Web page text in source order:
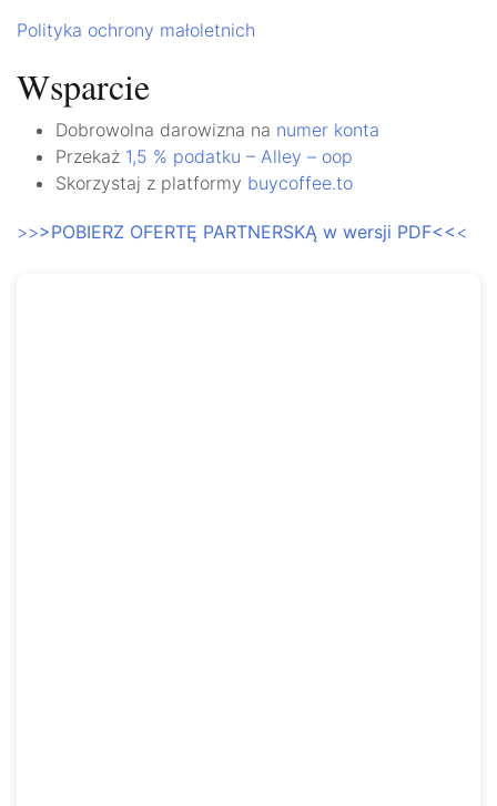
Polityka ochrony małoletnich
Wsparcie
Dobrowolna darowizna na numer konta
Przekaż 1,5 % podatku – Alley – oop
Skorzystaj z platformy buycoffee.to
>>>POBIERZ OFERTĘ PARTNERSKĄ w wersji PDF<<<